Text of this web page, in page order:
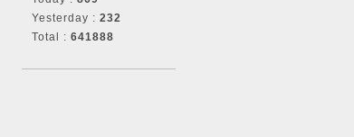
Yesterday : 232
Total : 641888